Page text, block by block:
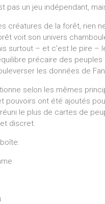
pas un jeu indépendant,
créatures de la forêt, rien
voit son univers
surtout – et c'est le pire –
précaire des
les données de
selon les mêmes
pouvoirs ont été ajoutés
le plus de cartes de
discret.